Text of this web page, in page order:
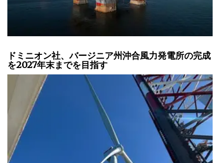
ドミニオン社、バージニア州沖合風力発電所の完成
を2027年末までを目指す